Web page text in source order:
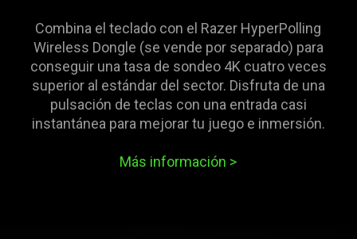
Combina el teclado con el Razer HyperPolling
Wireless Dongle (se vende por separado) para
conseguir una tasa de sondeo 4K cuatro veces
superior al estándar del sector. Disfruta de una
pulsación de teclas con una entrada casi
instantánea para mejorar tu juego e inmersión.
Más información >